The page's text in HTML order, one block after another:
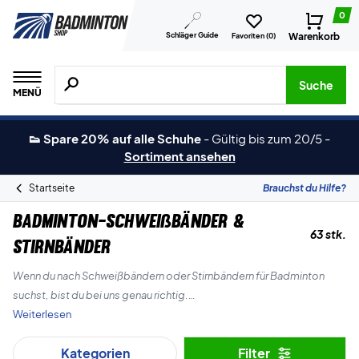
Schläger Guide Favoriten (0)
0
Warenkorb
MENÜ
Suche nach Produkten, Marken usw.
Suche
👟 Spare 20% auf alle Schuhe - Gültig bis zum 20/5 -
Sortiment ansehen
Startseite Brauchst du Hilfe?
Badminton-Schweißbänder &
Stirnbänder
63 stk.
Wenn du nach Schweißbändern oder Stirnbändern für Badminton
suchst, bist du bei uns genau richtig.
Weiterlesen
Kategorien Filter